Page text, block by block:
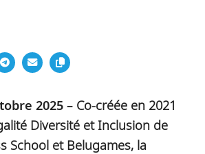
2025 – Co-créée en 2021
Diversité et Inclusion de
School et Belugames, la